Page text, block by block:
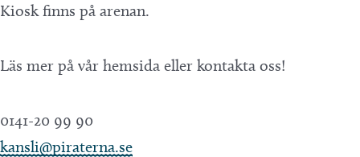
Kiosk finns på arenan.
Läs mer på vår hemsida eller kontakta oss!
0141-20 99 90
kansli@piraterna.se